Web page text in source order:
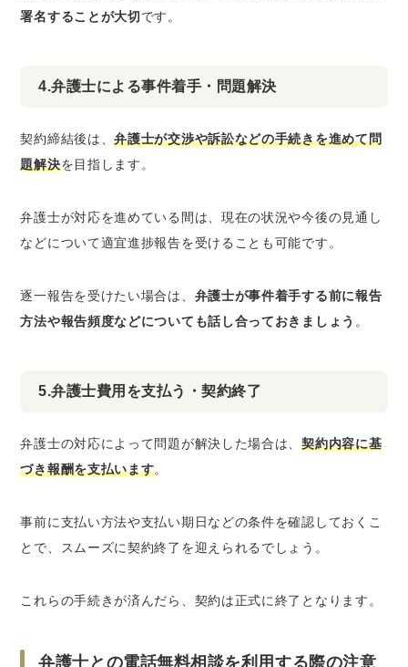
署名することが大切です。
4.弁護士による事件着手・問題解決
契約締結後は、弁護士が交渉や訴訟などの手続きを進めて問
題解決を目指します。
弁護士が対応を進めている間は、現在の状況や今後の見通し
などについて適宜進捗報告を受けることも可能です。
逐一報告を受けたい場合は、 弁護士が事件着手する前に報告
方法や報告頻度などについても話し合っておきましょう 。
5.弁護士費用を支払う・契約終了
弁護士の対応によって問題が解決した場合は、契約内容に基
づき報酬を支払います。
事前に支払い方法や支払い期日などの条件を確認しておくこ
とで、スムーズに契約終了を迎えられるでしょう。
これらの手続きが済んだら、契約は正式に終了となります。
弁護士との電話無料相談を利用する際の注意